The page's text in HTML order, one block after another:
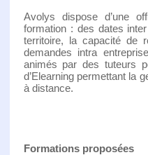
Avolys dispose d’une
formation : des dates
territoire, la capacité de
demandes intra
animés par des tuteurs
d’Elearning permettant la
à distance.
Formations proposées